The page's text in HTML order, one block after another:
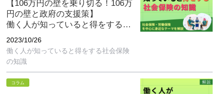
【106万円の壁を乗り切る！106万
円の壁と政府の支援策】
働く人が知っていると得をする社
会保険の知識 第10回
2023/10/26
働く人が知っていると得をする社会保険
の知識
コラム